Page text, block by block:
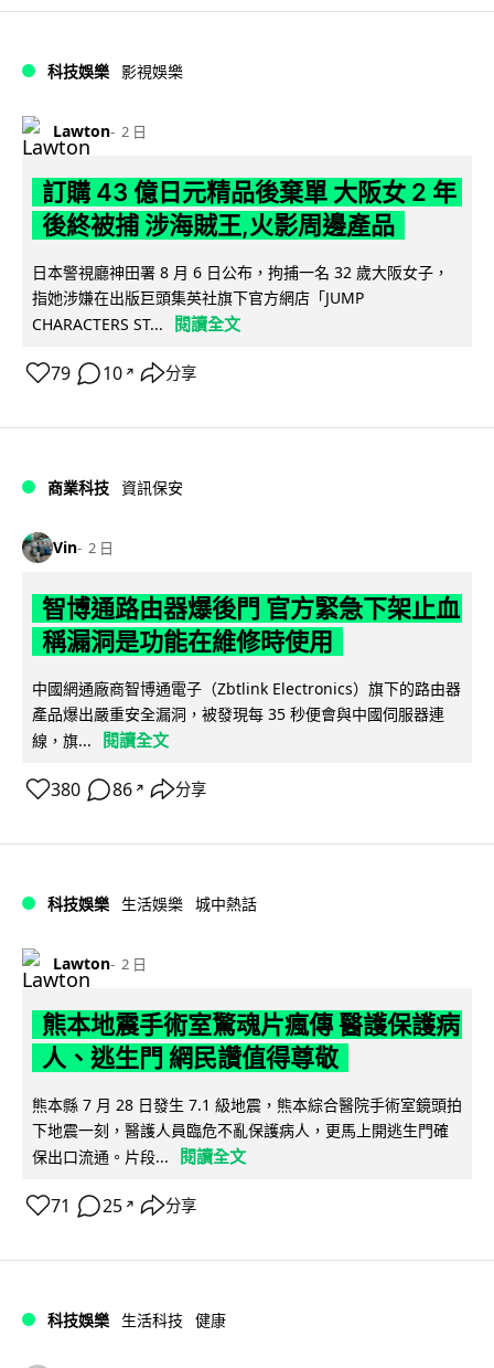
科技娛樂 影視娛樂
Lawton 2 日
訂購 43 億日元精品後棄單 大阪女 2 年
後終被捕 涉海賊王,火影周邊產品
日本警視廳神田署 8 月 6 日公布，拘捕一名 32 歲大阪女子，
指她涉嫌在出版巨頭集英社旗下官方網店「JUMP
CHARACTERS ST...
閱讀全文
79 10 ↗ 分享
商業科技 資訊保安
Vin 2 日
智博通路由器爆後門 官方緊急下架止血
稱漏洞是功能在維修時使用
中國網通廠商智博通電子（Zbtlink Electronics）旗下的路由器
產品爆出嚴重安全漏洞，被發現每 35 秒便會與中國伺服器連
線，旗...
閱讀全文
380 86 ↗ 分享
科技娛樂 生活娛樂 城中熱話
Lawton 2 日
熊本地震手術室驚魂片瘋傳 醫護保護病
人、逃生門 網民讚值得尊敬
熊本縣 7 月 28 日發生 7.1 級地震，熊本綜合醫院手術室鏡頭拍
下地震一刻，醫護人員臨危不亂保護病人，更馬上開逃生門確
保出口流通。片段...
閱讀全文
71 25 ↗ 分享
科技娛樂 生活科技 健康